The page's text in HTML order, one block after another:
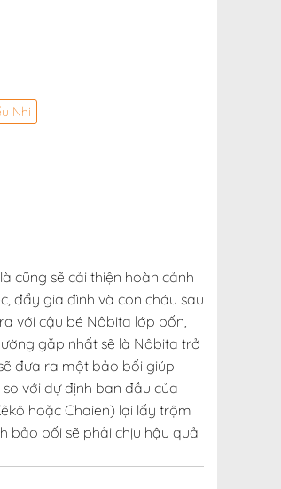
Nhi
cũng sẽ cải thiện hoàn cảnh
đẩy gia đình và con cháu sau
với cậu bé Nôbita lớp bốn,
gặp nhất sẽ là Nôbita trở
đưa ra một bảo bối giúp
với dự định ban đầu của
hoặc Chaien) lại lấy trộm
bảo bối sẽ phải chịu hậu quả